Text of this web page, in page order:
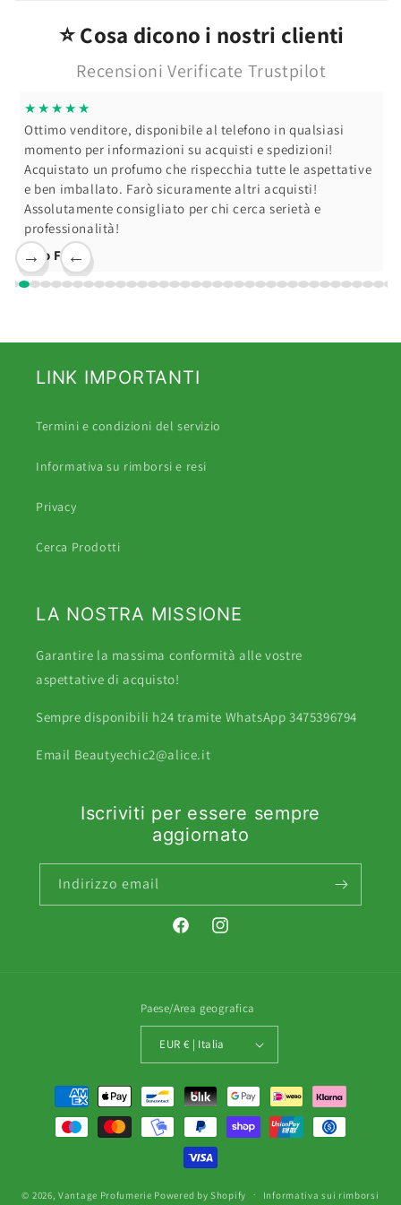
⭐ Cosa dicono i nostri clienti
Recensioni Verificate Trustpilot
←
→
★★★★★
Ottimo venditore, disponibile al telefono in qualsiasi
momento per informazioni su acquisti e spedizioni!
Acquistato un profumo che rispecchia tutte le aspettative
e ben imballato. Farò sicuramente altri acquisti!
Assolutamente consigliato per chi cerca serietà e
professionalità!
Ciro F.
LINK IMPORTANTI
Termini e condizioni del servizio
Informativa su rimborsi e resi
Privacy
Cerca Prodotti
LA NOSTRA MISSIONE
Garantire la massima conformità alle vostre
aspettative di acquisto!
Sempre disponibili h24 tramite WhatsApp 3475396794
Email Beautyechic2@alice.it
Iscriviti per essere sempre
aggiornato
Indirizzo email
FacebookInstagram
Paese/Area geografica
EUR € | Italia
Metodi
pagamento
© 2026,Vantage Profumerie Powered by Shopify Informativa sui rimborsi